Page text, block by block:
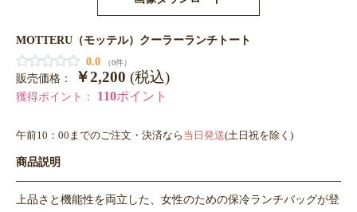
MOTTERU（モッテル）クーラーランチトート
0.0
（0件）
販売価格： ￥2,200 (税込)
獲得ポイント： 110ポイント
午前10：00までのご注文・決済なら 当日発送(土日祝を除く)
商品説明
上品さと機能性を両立した、女性のための保冷ランチバッグが登